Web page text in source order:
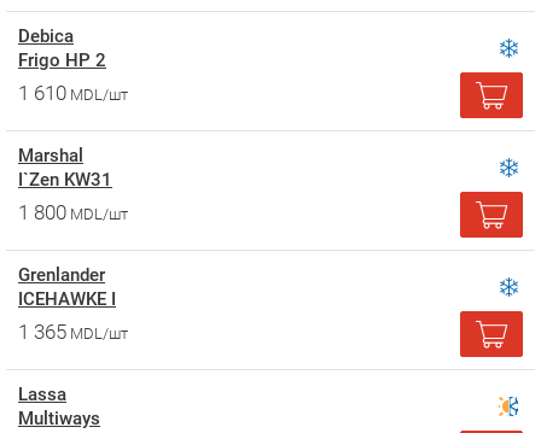
Debica
Frigo HP 2
1 610 MDL/шт
Marshal
I`Zen KW31
1 800 MDL/шт
Grenlander
ICEHAWKE I
1 365 MDL/шт
Lassa
Multiways